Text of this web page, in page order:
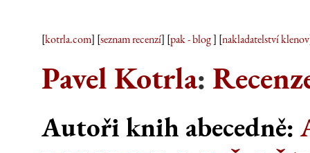
[kotrla.com] [seznam recenzí] [pak - blog] [nakladatelství klenov
Pavel Kotrla:
Autoři knih abecedně: